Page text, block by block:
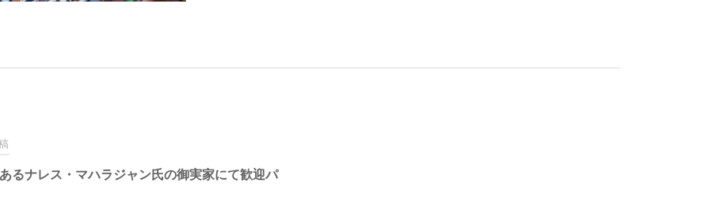
るナレス・マハラジャン氏の御実家にて歓迎パ